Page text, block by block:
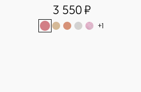
глаз и лица
3 550¤
+1